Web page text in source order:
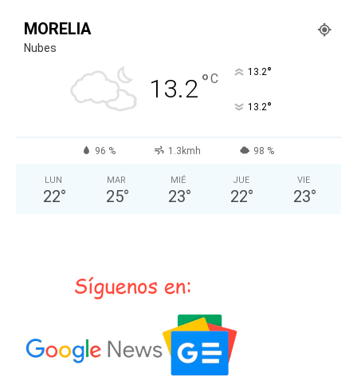
MORELIA
Nubes
13.2°C 13.2°
13.2°
96 % 1.3kmh 98 %
LUN
22°
MAR
25°
MIÉ
23°
JUE
22°
VIE
23°